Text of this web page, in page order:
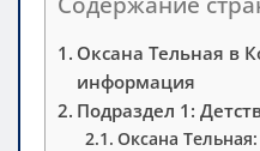
Оксана Тельная в
информация
Подраздел 1:
Оксана